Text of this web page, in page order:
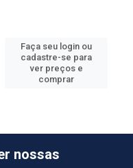
Faça seu login ou
cadastre-se para
ver preços e
comprar
nossas